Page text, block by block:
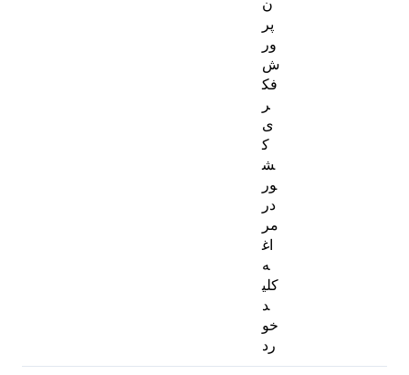
پر
ور
ش
فک
ر
ی
ک
ش
ور
در
مر
اغ
ه
کلی
د
خو
رد